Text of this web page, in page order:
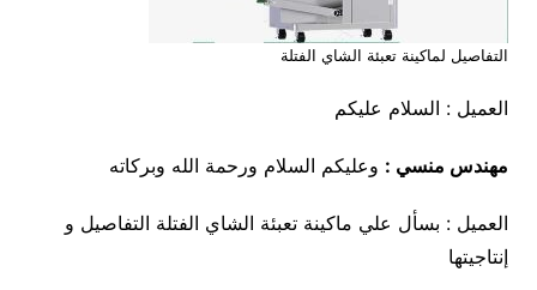
التفاصيل لماكينة تعبئة الشاي الفتلة
العميل : السلام عليكم
مهندس منسي : وعليكم السلام ورحمة الله وبركاته
العميل : بسأل علي ماكينة تعبئة الشاي الفتلة التفاصيل و
إنتاجيتها